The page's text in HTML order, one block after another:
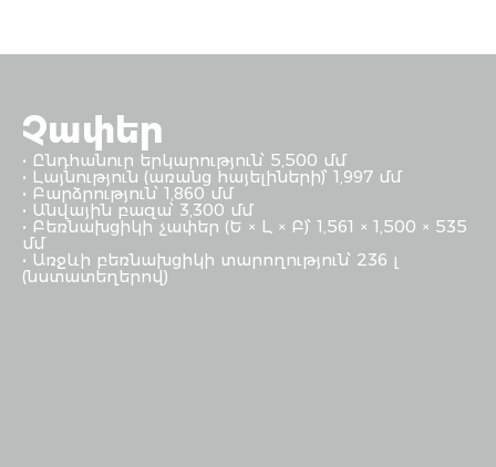
Չափեր
• Ընդհանուր երկարություն՝ 5,500 մմ
• Լայնություն (առանց հայելիների)՝ 1,997 մմ
• Բարձրություն՝ 1,860 մմ
• Անվային բազա՝ 3,300 մմ
• Բեռնախցիկի չափեր (Ե × Լ × Բ)՝ 1,561 × 1,500 × 535
մմ
• Առջևի բեռնախցիկի տարողություն՝ 236 լ
(նստատեղերով)